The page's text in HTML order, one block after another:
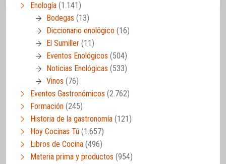
Enología (1.141)
Bodegas (13)
Diccionario enológico (16)
El Sumiller (11)
Eventos Enológicos (504)
Noticias Enológicas (533)
Vinos (76)
Eventos Gastronómicos (2.762)
Formación (245)
Historia de la gastronomía (121)
Hoy Cocinas Tú (1.657)
Libros de Cocina (496)
Materia prima y productos (954)